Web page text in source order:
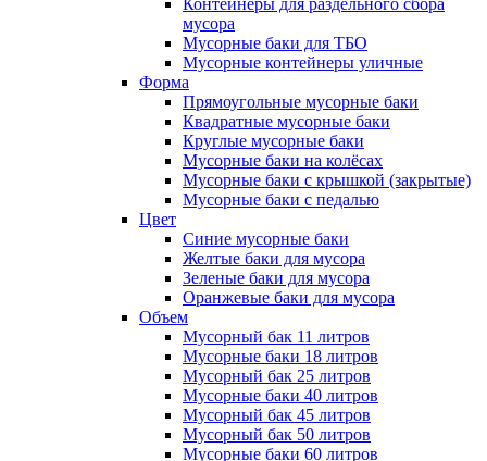
мусора
Мусорные баки для ТБО
Мусорные контейнеры уличные
Форма
Прямоугольные мусорные баки
Квадратные мусорные баки
Круглые мусорные баки
Мусорные баки на колёсах
Мусорные баки с крышкой (закрытые)
Мусорные баки с педалью
Цвет
Синие мусорные баки
Желтые баки для мусора
Зеленые баки для мусора
Оранжевые баки для мусора
Объем
Мусорный бак 11 литров
Мусорные баки 18 литров
Мусорный бак 25 литров
Мусорные баки 40 литров
Мусорный бак 45 литров
Мусорный бак 50 литров
Мусорные баки 60 литров